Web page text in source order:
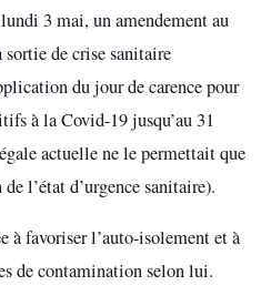
3 mai, un amendement au
de crise sanitaire
du jour de carence pour
à la Covid-19 jusqu’au 31
actuelle ne le permettait que
l’état d’urgence sanitaire).
à favoriser l’auto-isolement et à
de contamination selon lui.